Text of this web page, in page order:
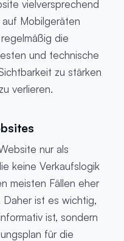
vielversprechend
Mobilgeräten
die
und technische
zu stärken
verlieren.
nur als
keine Verkaufslogik
meisten Fällen eher
ist es wichtig,
ist, sondern
für die